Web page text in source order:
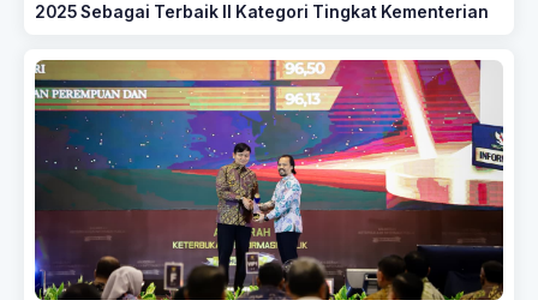
2025 Sebagai Terbaik II Kategori Tingkat Kementerian